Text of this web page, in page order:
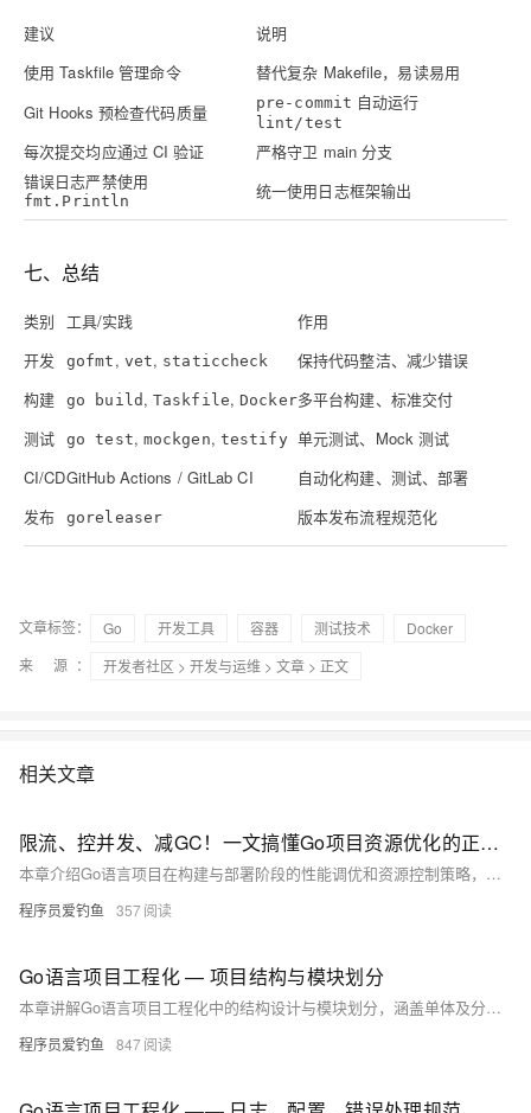
建议
说明
使用 Taskfile 管理命令
替代复杂 Makefile，易读易用
Git Hooks 预检查代码质量
pre-commit 自动运行
lint/test
每次提交均应通过 CI 验证
严格守卫 main 分支
错误日志严禁使用
fmt.Println 统一使用日志框架输出
七、总结
类别 工具/实践
作用
开发
gofmt , vet, staticcheck
保持代码整洁、减少错误
构建
go build ,Taskfile,Docker多平台构建、标准交付
测试
go test, mockgen, testify 单元测试、Mock 测试
CI/CDGitHub Actions / GitLab CI
自动化构建、测试、部署
发布
goreleaser 版本发布流程规范化
文章标签： Go 开发工具 容器 测试技术
Docker
来 源：
开发者社区 > 开发与运维 > 文章 > 正文
相关文章
限流、控并发、减GC！一文搞懂Go项目资源优化的正确姿势
本章介绍Go语言项目在构建与部署阶段的性能调优和资源控制策略，涵盖编译优化、程序性能提升、并发与系统资源管理、容器化部署及自动化测试等内容，助力开发者打造高效稳定的生产级应用。
程序员爱钓鱼 357
Go语言项目工程化 — 项目结构与模块划分
本章讲解Go语言项目工程化中的结构设计与模块划分，涵盖单体及分层架构方案，指导如何按功能组织代码，提升项目的可维护性、扩展性，适用于不同规模的开发场景。
程序员爱钓鱼 847